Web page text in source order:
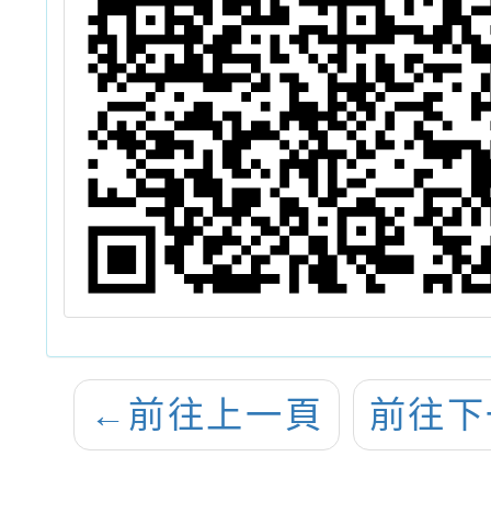
← 前往上一頁 前往